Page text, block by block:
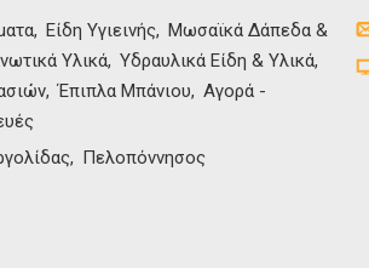
Είδη Υγιεινής
Μωσαϊκά Δάπεδα &
Υλικά Υδραυλικά Είδη & Υλικά
Έπιπλα Μπάνιου
Αγορά -
Πελοπόννησος